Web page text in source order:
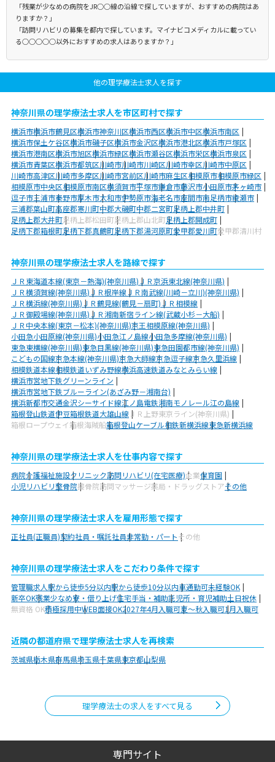
「残業が少なめの病院をJR○○線の沿線で探していますが、おすすめの病院はあ
りますか？」
「訪問リハビリの募集を都内で探しています。マイナビコメディカルに載ってい
る○○○○○以外におすすめの求人はありますか？」
他の理学療法士求人を探す
神奈川県の理学療法士求人を市区町村で探す
横浜市横浜市鶴見区横浜市神奈川区横浜市西区横浜市中区横浜市南区
横浜市保土ケ谷区横浜市磯子区横浜市金沢区横浜市港北区横浜市戸塚区
横浜市港南区横浜市旭区横浜市緑区横浜市瀬谷区横浜市栄区横浜市泉区
横浜市青葉区横浜市都筑区川崎市川崎市川崎区川崎市幸区川崎市中原区
川崎市高津区川崎市多摩区川崎市宮前区川崎市麻生区相模原市相模原市緑区
相模原市中央区相模原市南区横須賀市平塚市鎌倉市藤沢市小田原市茅ヶ崎市
逗子市三浦市秦野市厚木市大和市伊勢原市海老名市座間市南足柄市綾瀬市
三浦郡葉山町高座郡寒川町中郡大磯町中郡二宮町足柄上郡中井町
足柄上郡大井町足柄上郡松田町足柄上郡山北町足柄上郡開成町
足柄下郡箱根町足柄下郡真鶴町足柄下郡湯河原町愛甲郡愛川町愛甲郡清川村
神奈川県の理学療法士求人を路線で探す
ＪＲ東海道本線(東京－熱海)(神奈川県)ＪＲ京浜東北線(神奈川県)
ＪＲ横須賀線(神奈川県)ＪＲ根岸線ＪＲ南武線(川崎－立川)(神奈川県)
ＪＲ横浜線(神奈川県)ＪＲ鶴見線(鶴見－扇町)ＪＲ相模線
ＪＲ御殿場線(神奈川県)ＪＲ湘南新宿ライン線(武蔵小杉－大船)
ＪＲ中央本線(東京－松本)(神奈川県)京王相模原線(神奈川県)
小田急小田原線(神奈川県)小田急江ノ島線小田急多摩線(神奈川県)
東急東横線(神奈川県)東急目黒線(神奈川県)東急田園都市線(神奈川県)
こどもの国線京急本線(神奈川県)京急大師線京急逗子線京急久里浜線
相模鉄道本線相模鉄道いずみ野線横浜高速鉄道みなとみらい線
横浜市営地下鉄グリーンライン
横浜市営地下鉄ブルーライン(あざみ野－湘南台)
横浜新都市交通金沢シーサイド線江ノ島電鉄湘南モノレール江の島線
箱根登山鉄道伊豆箱根鉄道大雄山線 ＪＲ上野東京ライン(神奈川県)
箱根ロープウェイ箱根海賊船箱根登山ケーブル相鉄新横浜線東急新横浜線
神奈川県の理学療法士求人を仕事内容で探す
病院介護福祉施設クリニック訪問リハビリ(在宅医療)企業保育園
小児リハビリ整骨院接骨院訪問マッサージ薬局・ドラッグストアその他
神奈川県の理学療法士求人を雇用形態で探す
正社員(正職員)契約社員・嘱託社員非常勤・パートその他
神奈川県の理学療法士求人をこだわり条件で探す
管理職求人駅から徒歩5分以内駅から徒歩10分以内車通勤可未経験OK
新卒OK残業少なめ寮・借り上げ住宅手当・補助託児所・育児補助土日祝休
無資格 OK積極採用中WEB面接OK2027年4月入職可夏～秋入職可1月入職可
近隣の都道府県で理学療法士求人を再検索
茨城県栃木県群馬県埼玉県千葉県東京都山梨県
理学療法士の求人をすべて見る
専門サイト